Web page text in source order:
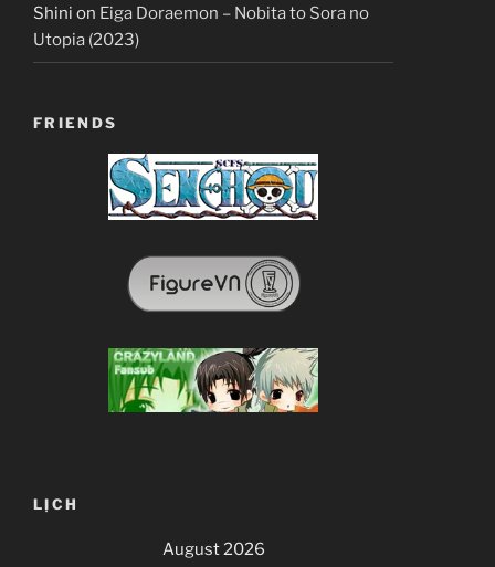
Shini on Eiga Doraemon – Nobita to Sora no
Utopia (2023)
FRIENDS
LỊCH
August 2026